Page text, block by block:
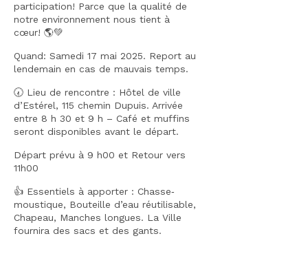
participation! Parce que la qualité de
notre environnement nous tient à
cœur! 🌎💚
Quand: Samedi 17 mai 2025. Report au
lendemain en cas de mauvais temps.
🕢 Lieu de rencontre : Hôtel de ville
d’Estérel, 115 chemin Dupuis. Arrivée
entre 8 h 30 et 9 h – Café et muffins
seront disponibles avant le départ.
Départ prévu à 9 h00 et Retour vers
11h00
👍 Essentiels à apporter : Chasse‐
moustique, Bouteille d’eau réutilisable,
Chapeau, Manches longues. La Ville
fournira des sacs et des gants.